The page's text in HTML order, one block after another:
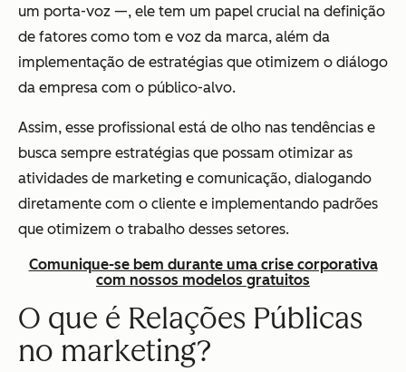
um porta-voz —, ele tem um papel crucial na definição
de fatores como tom e voz da marca, além da
implementação de estratégias que otimizem o diálogo
da empresa com o público-alvo.
Assim, esse profissional está de olho nas tendências e
busca sempre estratégias que possam otimizar as
atividades de marketing e comunicação, dialogando
diretamente com o cliente e implementando padrões
que otimizem o trabalho desses setores.
Comunique-se bem durante uma crise corporativa
com nossos modelos gratuitos
O que é Relações Públicas
no marketing?